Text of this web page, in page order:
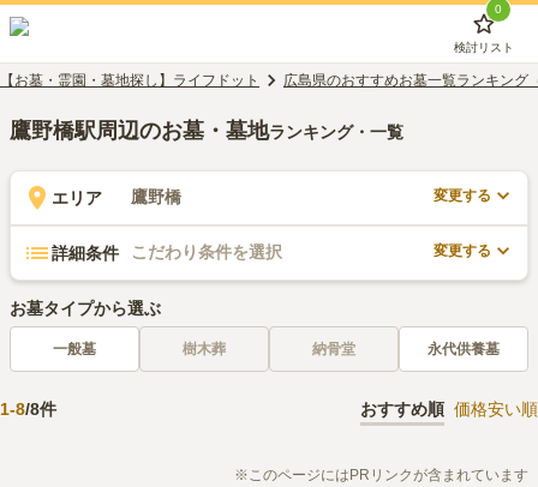
0
検討リスト
【お墓・霊園・墓地探し】ライフドット 広島県のおすすめお墓一覧ランキング
鷹野橋駅周辺のお墓・墓地ランキング・一覧
エリア 鷹野橋 変更する
詳細条件 こだわり条件を選択 変更する
お墓タイプから選ぶ
一般墓 樹木葬 納骨堂 永代供養墓
1-8/8件 おすすめ順 価格安い順
※このページにはPRリンクが含まれています